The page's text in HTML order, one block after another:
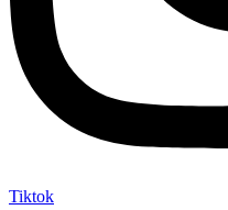
Tiktok